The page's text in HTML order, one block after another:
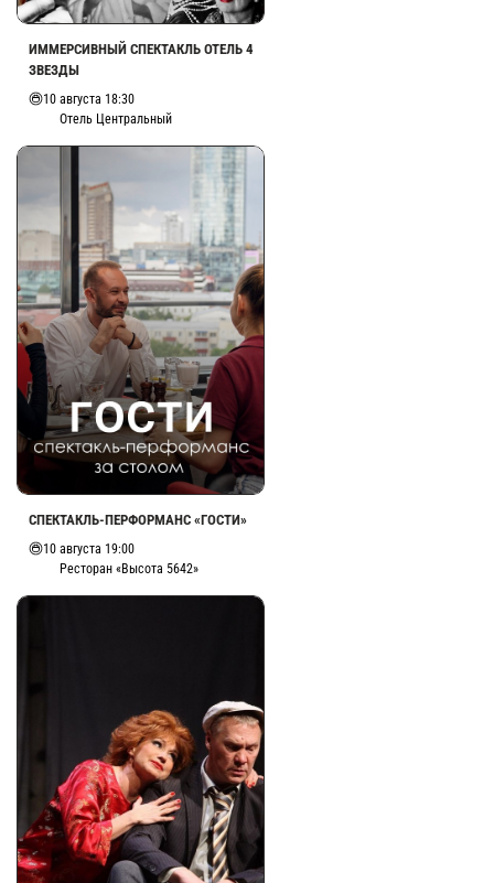
ИММЕРСИВНЫЙ СПЕКТАКЛЬ ОТЕЛЬ 4
ЗВЕЗДЫ
10 августа 18:30
Отель Центральный
СПЕКТАКЛЬ-ПЕРФОРМАНС «ГОСТИ»
10 августа 19:00
Ресторан «Высота 5642»